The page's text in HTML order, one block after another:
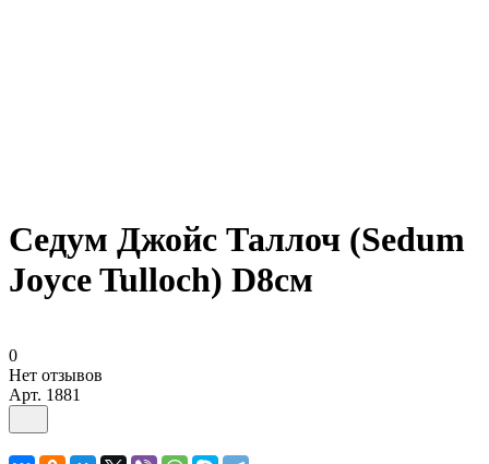
Седум Джойс Таллоч (Sedum
Joyce Tulloch) D8см
0
Нет отзывов
Арт. 1881